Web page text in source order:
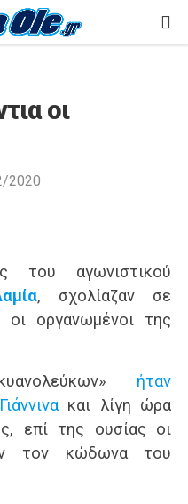
οι
2020
του αγωνιστικού
, σχολίαζαν σε
οι οργανωμένοι της
ήταν
και λίγη ώρα
επί της ουσίας οι
τον κώδωνα του